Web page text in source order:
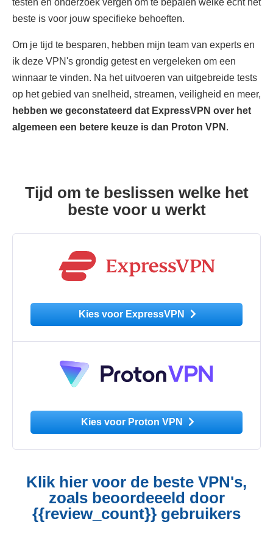
beste is voor jouw specifieke behoeften.
Om je tijd te besparen, hebben mijn team van experts en
ik deze VPN's grondig getest en vergeleken om een
winnaar te vinden. Na het uitvoeren van uitgebreide tests
op het gebied van snelheid, streamen, veiligheid en meer,
hebben we geconstateerd dat ExpressVPN over het
algemeen een betere keuze is dan Proton VPN .
Tijd om te beslissen welke het
beste voor u werkt
Kies voor ExpressVPN
Kies voor Proton VPN
Klik hier voor de beste VPN's,
zoals beoordeeeld door
{{review_count}} gebruikers